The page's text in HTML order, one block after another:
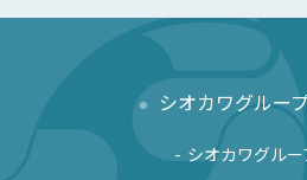
シオカワグルー
シオカワグル